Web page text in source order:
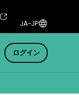
JA-JP
ログイン